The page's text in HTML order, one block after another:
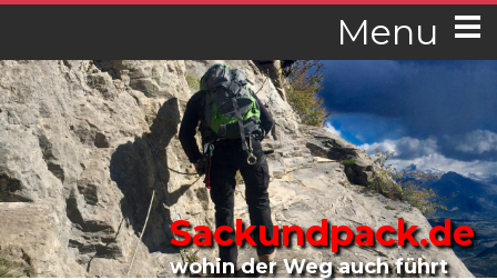
Menu
Sackundpack.de
wohin der Weg auch führt